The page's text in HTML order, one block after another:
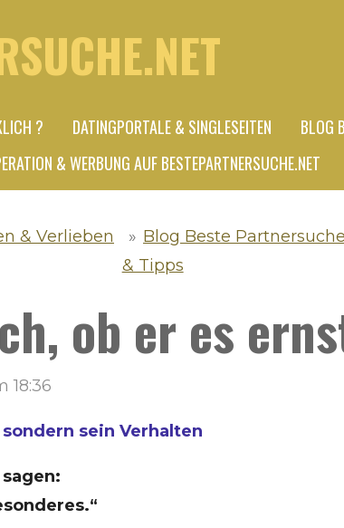
? DATINGPORTALE & SINGLESEITEN BLOG
& WERBUNG AUF BESTEPARTNERSUCHE.NET
& Verlieben
» Blog Beste
& Tipps
ob er es
18:36
sein Verhalten